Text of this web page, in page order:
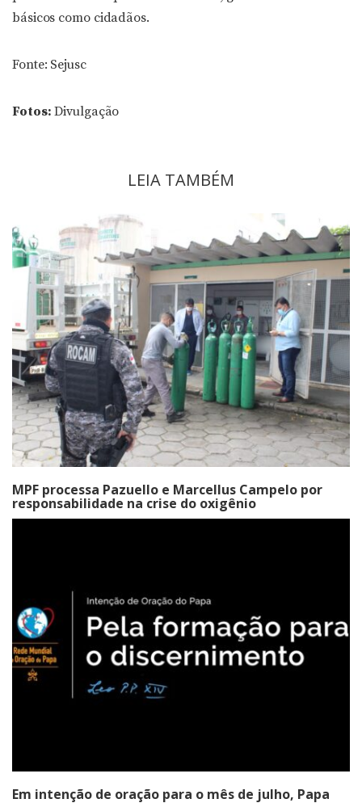
básicos como cidadãos.
Fonte: Sejusc
Fotos: Divulgação
LEIA TAMBÉM
MPF processa Pazuello e Marcellus Campelo por
responsabilidade na crise do oxigênio
Em intenção de oração para o mês de julho, Papa